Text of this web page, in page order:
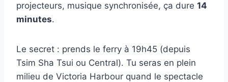
projecteurs, musique synchronisée, ça dure 14
minutes.
Le secret : prends le ferry à 19h45 (depuis
Tsim Sha Tsui ou Central). Tu seras en plein
milieu de Victoria Harbour quand le spectacle